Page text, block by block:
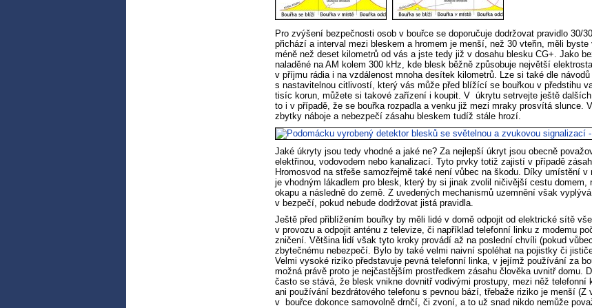
Pro zvýšení bezpečnosti osob v bouřce se doporučuje dodržovat pravidlo 30/
přichází a interval mezi bleskem a hromem je menší, než 30 vteřin, měli
méně než deset kilometrů od vás a jste tedy již v dosahu blesku CG+. Jako
naladěné na AM kolem 300 kHz, kde blesk běžně způsobuje největší
v příjmu rádia i na vzdálenost mnoha desítek kilometrů. Lze si také dle
s nastavitelnou citlivostí, který vás může před blížící se bouřkou v předstihu
tisíc korun, můžete si takové zařízení i koupit. V úkrytu setrvejte ještě
to i v případě, že se bouřka rozpadla a venku již mezi mraky prosvítá slunce.
zbytky náboje a nebezpečí zásahu bleskem tudíž stále hrozí.
Jaké úkryty jsou tedy vhodné a jaké ne? Za nejlepší úkryt jsou obecně
elektřinou, vodovodem nebo kanalizací. Tyto prvky totiž zajistí v případě
Hromosvod na střeše samozřejmě také není vůbec na škodu. Díky umístění
je vhodným lákadlem pro blesk, který by si jinak zvolil ničivější cestu
okapu a následně do země. Z uvedených mechanismů uzemnění však
v bezpečí, pokud nebude dodržovat jistá pravidla.
Ještě před přiblížením bouřky by měli lidé v domě odpojit od elektrické sítě
v provozu a odpojit anténu z televize, či například telefonní linku z modemu
zničení. Většina lidí však tyto kroky provádí až na poslední chvíli (pokud
zbytečnému nebezpečí. Bylo by také velmi naivní spoléhat na pojistky či
Velmi vysoké riziko představuje pevná telefonní linka, v jejímž používání za
možná právě proto je nejčastějším prostředkem zásahu člověka uvnitř domu.
často se stává, že blesk vnikne dovnitř vodivými prostupy, mezi něž telefonní
ani používání bezdrátového telefonu s pevnou bází, třebaže riziko je menší
v bouřce dokonce samovolně drnčí, či zvoní, a to už snad nikdo nemůže